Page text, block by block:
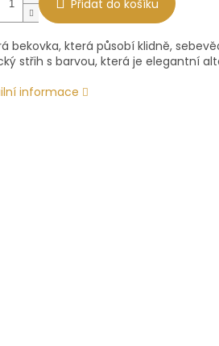
Přidat do košíku
bekovka, která působí klidně,
střih s barvou, která je elegantní
informace